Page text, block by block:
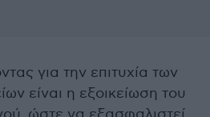
για την επιτυχία των
είναι η εξοικείωση του